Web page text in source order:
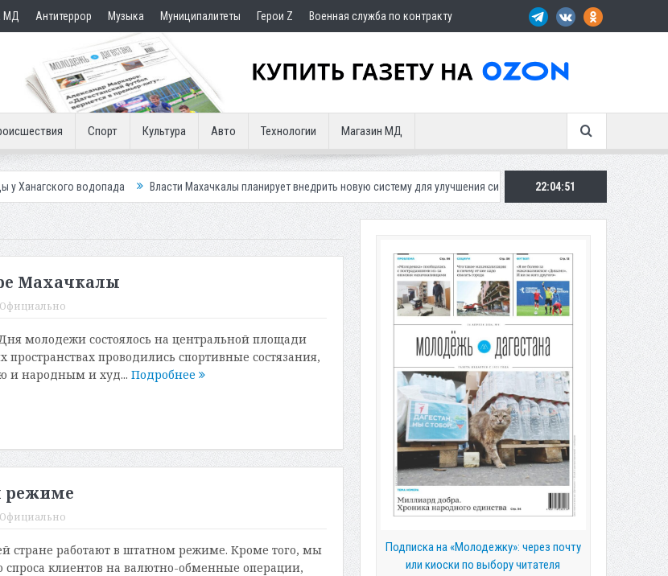
МД Антитеррор Музыка Муниципалитеты Герои Z Военная служба по контракту
Спорт Культура Авто Технологии Магазин МД
водопада Власти Махачкалы планирует внедрить новую систему для улучшения ситуации с парковками Махачкалинское
22:04:53
Махачкалы
Официально
молодежи состоялось на центральной площади
проводились спортивные состязания,
и народным и худ... Подробнее
режиме
Официально
стране работают в штатном режиме. Кроме того, мы
клиентов на валютно-обменные операции,
Подписка на «Молодежку»: через почту
или киоски по выбору читателя